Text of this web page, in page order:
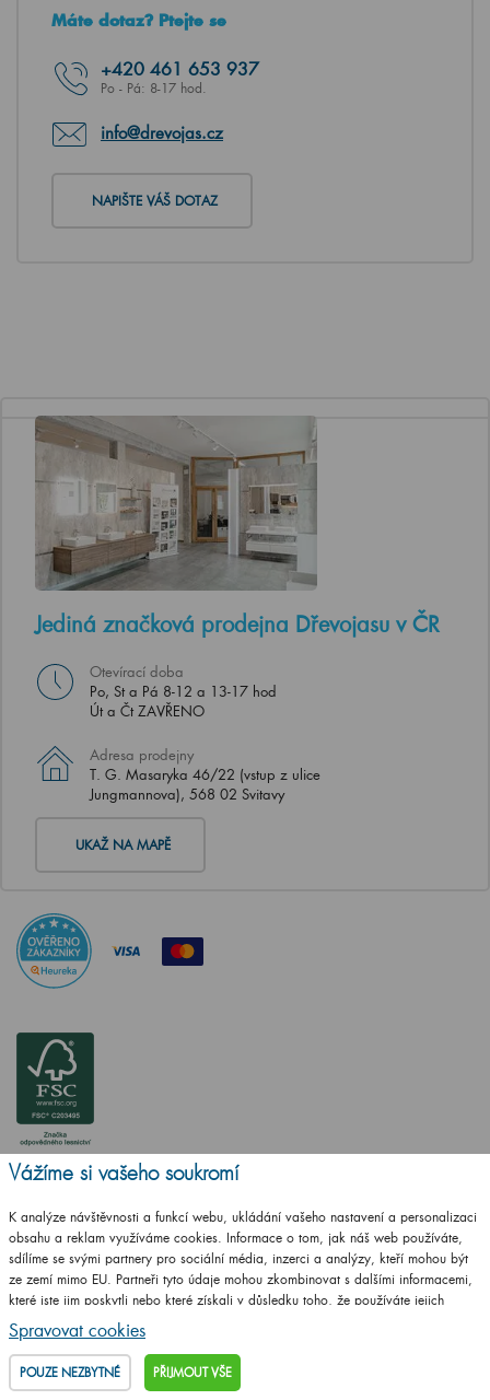
Máte dotaz? Ptejte se
+420 461 653 937
Po - Pá: 8-17 hod.
info@drevojas.cz
NAPIŠTE VÁŠ DOTAZ
Jediná značková prodejna Dřevojasu v ČR
Otevírací doba
Po, St a Pá 8-12 a 13-17 hod
Út a Čt ZAVŘENO
Adresa prodejny
T. G. Masaryka 46/22 (vstup z ulice
Jungmannova), 568 02 Svitavy
UKAŽ NA MAPĚ
ČSN EN ISO
14001:2016
9001:2016
Vážíme si vašeho soukromí
K analýze návštěvnosti a funkcí webu, ukládání vašeho nastavení a personalizaci
obsahu a reklam využíváme cookies. Informace o tom, jak náš web používáte,
sdílíme se svými partnery pro sociální média, inzerci a analýzy, kteří mohou být
ze zemí mimo EU. Partneři tyto údaje mohou zkombinovat s dalšími informacemi,
které jste jim poskytli nebo které získali v důsledku toho, že používáte jejich
služby.
Podrobné informace
Spravovat cookies
POUZE NEZBYTNÉ PŘIJMOUT VŠE